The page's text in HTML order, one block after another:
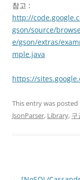
참고 :
http://
gson/source/
e/gson/extras/
mple.java
https://
This entry was posted
JsonParser, Library, 구